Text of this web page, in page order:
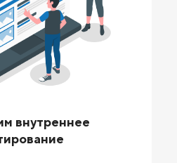
внутреннее